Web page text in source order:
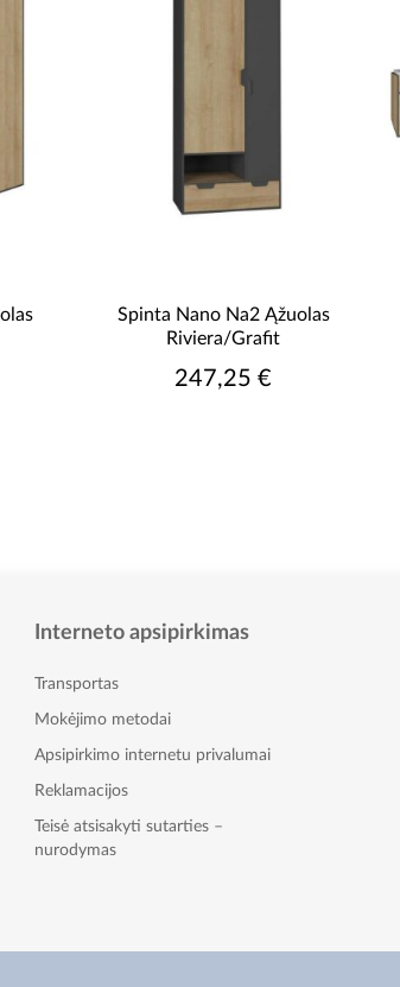
Spinta Nano Na2 Ąžuolas
Riviera/Grafit
247,25 €
Interneto apsipirkimas
Transportas
Mokėjimo metodai
Apsipirkimo internetu privalumai
Reklamacijos
Teisė atsisakyti sutarties –
nurodymas